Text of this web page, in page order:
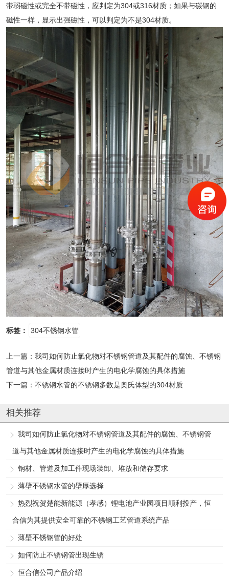
带弱磁性或完全不带磁性，应判定为304或316材质；如果与碳钢的
磁性一样，显示出强磁性，可以判定为不是304材质。
标签： 304不锈钢水管
上一篇： 我司如何防止氯化物对不锈钢管道及其配件的腐蚀、不锈钢
管道与其他金属材质连接时产生的电化学腐蚀的具体措施
下一篇： 不锈钢水管的不锈钢多数是奥氏体型的304材质
相关推荐
我司如何防止氯化物对不锈钢管道及其配件的腐蚀、不锈钢管
道与其他金属材质连接时产生的电化学腐蚀的具体措施
钢材、管道及加工件现场装卸、堆放和储存要求
薄壁不锈钢水管的壁厚选择
热烈祝贺楚能新能源（孝感）锂电池产业园项目顺利投产，恒
合信为其提供安全可靠的不锈钢工艺管道系统产品
薄壁不锈钢管的好处
如何防止不锈钢管出现生锈
恒合信公司产品介绍